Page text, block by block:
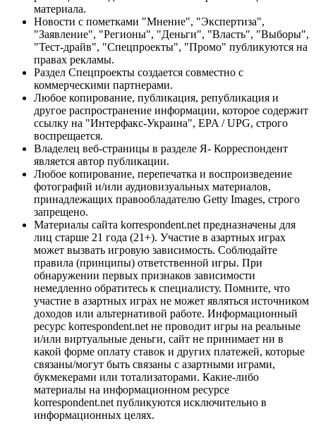
материала.
Новости с пометками "Мнение", "Экспертиза",
"Заявление", "Регионы", "Деньги", "Власть", "Выборы",
"Тест-драйв", "Спецпроекты", "Промо" публикуются на
правах рекламы.
Раздел Спецпроекты создается совместно с
коммерческими партнерами.
Любое копирование, публикация, републикация и
другое распространение информации, которое содержит
ссылку на "Интерфакс-Украина", EPA / UPG, строго
воспрещается.
Владелец веб-страницы в разделе Я- Корреспондент
является автор публикации.
Любое копирование, перепечатка и воспроизведение
фотографий и/или аудиовизуальных материалов,
принадлежащих правообладателю Getty Images, строго
запрещено.
Материалы сайта korrespondent.net предназначены для
лиц старше 21 года (21+). Участие в азартных играх
может вызвать игровую зависимость. Соблюдайте
правила (принципы) ответственной игры. При
обнаружении первых признаков зависимости
немедленно обратитесь к специалисту. Помните, что
участие в азартных играх не может являться источником
доходов или альтернативой работе. Информационный
ресурс korrespondent.net не проводит игры на реальные
и/или виртуальные деньги, сайт не принимает ни в
какой форме оплату ставок и других платежей, которые
связаны/могут быть связаны с азартными играми,
букмекерами или тотализаторами. Какие-либо
материалы на информационном ресурсе
korrespondent.net публикуются исключительно в
информационных целях.